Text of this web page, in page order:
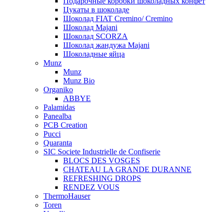
Цукаты в шоколаде
Шоколад FIAT Cremino/ Cremino
Шоколад Majani
Шоколад SCORZA
Шоколад жандужа Majani
Шоколадные яйца
Munz
Munz
Munz Bio
Organiko
ABBYE
Palamidas
Panealba
PCB Creation
Pucci
Quaranta
SIC Societe Industrielle de Confiserie
BLOCS DES VOSGES
CHATEAU LA GRANDE DURANNE
REFRESHING DROPS
RENDEZ VOUS
ThermoHauser
Toren